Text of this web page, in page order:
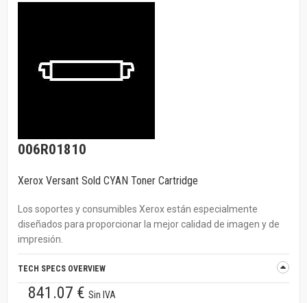
006R01810
Xerox Versant Sold CYAN Toner Cartridge
Los soportes y consumibles Xerox están especialmente
diseñados para proporcionar la mejor calidad de imagen y de
impresión.
TECH SPECS OVERVIEW
841.07 € Sin IVA